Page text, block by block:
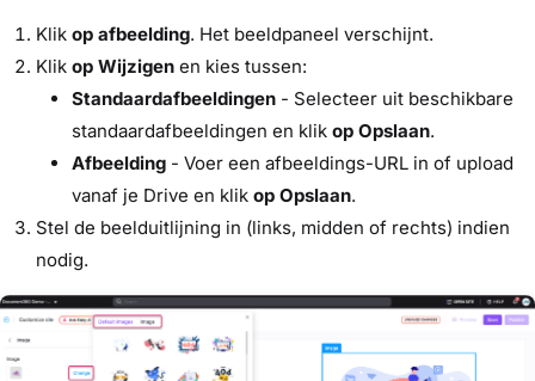
Klik op afbeelding. Het beeldpaneel verschijnt.
Klik op Wijzigen en kies tussen:
Standaardafbeeldingen - Selecteer uit beschikbare
standaardafbeeldingen en klik op Opslaan.
Afbeelding - Voer een afbeeldings-URL in of upload
vanaf je Drive en klik op Opslaan.
Stel de beelduitlijning in (links, midden of rechts) indien
nodig.